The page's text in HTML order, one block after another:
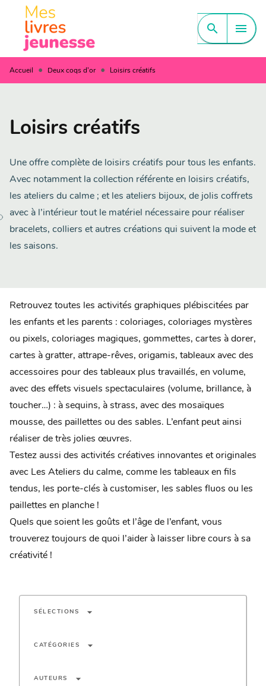
MENU CONTENU
PIED DE PAGE
search menu
Accueil • Deux coqs d'or • Loisirs créatifs
Loisirs créatifs
Une offre complète de loisirs créatifs pour tous les enfants.
Avec notamment la collection référente en loisirs créatifs,
les ateliers du calme ; et les ateliers bijoux, de jolis coffrets
avec à l’intérieur tout le matériel nécessaire pour réaliser
bracelets, colliers et autres créations qui suivent la mode et
les saisons.
Retrouvez toutes les activités graphiques plébiscitées par
les enfants et les parents : coloriages, coloriages mystères
ou pixels, coloriages magiques, gommettes, cartes à dorer,
cartes à gratter, attrape-rêves, origamis, tableaux avec des
accessoires pour des tableaux plus travaillés, en volume,
avec des effets visuels spectaculaires (volume, brillance, à
toucher…) : à sequins, à strass, avec des mosaïques
mousse, des paillettes ou des sables. L’enfant peut ainsi
réaliser de très jolies œuvres.
Testez aussi des activités créatives innovantes et originales
avec Les Ateliers du calme, comme les tableaux en fils
tendus, les porte-clés à customiser, les sables fluos ou les
paillettes en planche !
Quels que soient les goûts et l’âge de l’enfant, vous
trouverez toujours de quoi l’aider à laisser libre cours à sa
créativité !
SÉLECTIONS arrow_drop_down
CATÉGORIES arrow_drop_down
AUTEURS arrow_drop_down